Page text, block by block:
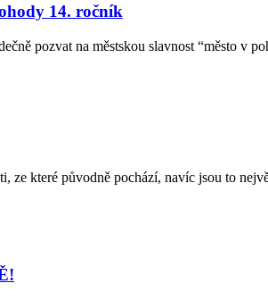
14. ročník
pozvat na městskou slavnost “město v
ze které původně pochází, navíc jsou to